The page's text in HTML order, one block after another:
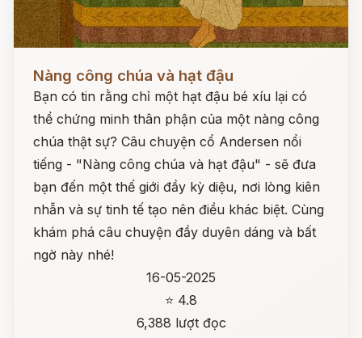
Nàng công chúa và hạt đậu
Bạn có tin rằng chỉ một hạt đậu bé xíu lại có
thể chứng minh thân phận của một nàng công
chúa thật sự? Câu chuyện cổ Andersen nổi
tiếng - "Nàng công chúa và hạt đậu" - sẽ đưa
bạn đến một thế giới đầy kỳ diệu, nơi lòng kiên
nhẫn và sự tinh tế tạo nên điều khác biệt. Cùng
khám phá câu chuyện đầy duyên dáng và bất
ngờ này nhé!
16-05-2025
⭐ 4.8
6,388 lượt đọc